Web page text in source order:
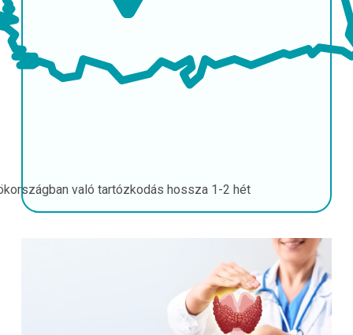
való tartózkodás hossza 1-2 hét